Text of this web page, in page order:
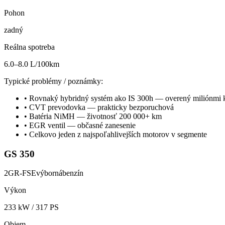
Pohon
zadný
Reálna spotreba
6.0–8.0 L/100km
Typické problémy / poznámky:
• Rovnaký hybridný systém ako IS 300h — overený miliónmi
• CVT prevodovka — prakticky bezporuchová
• Batéria NiMH — životnosť 200 000+ km
• EGR ventil — občasné zanesenie
• Celkovo jeden z najspoľahlivejších motorov v segmente
GS 350
2GR-FSEvýbornábenzín
Výkon
233 kW /317 PS